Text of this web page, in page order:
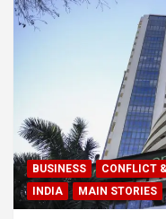
BUSINESS CONFLICT
INDIA
MAIN STORIES